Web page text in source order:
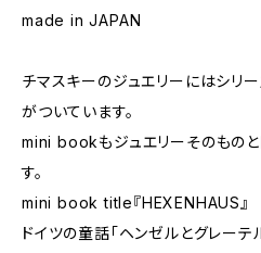
made in JAPAN
チマスキーのジュエリーにはシリ
がついています。
mini bookもジュエリーそのもの
す。
mini book title『HEXENHAUS』
ドイツの童話「ヘンゼルとグレー